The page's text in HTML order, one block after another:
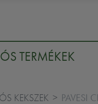
TERMÉKEK
KEKSZEK PAVESI